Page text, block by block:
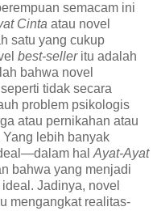
semacam ini
Cinta atau novel
satu yang cukup
best-selleritu adalah
bahwa novel
tidak secara
problem psikologis
atau pernikahan atau
Yang lebih banyak
hal Ayat-Ayat
bahwa yang menjadi
ideal. Jadinya, novel
mengangkat realitas-